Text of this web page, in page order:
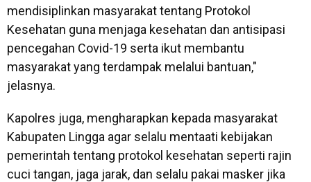
mendisiplinkan masyarakat tentang Protokol
Kesehatan guna menjaga kesehatan dan antisipasi
pencegahan Covid-19 serta ikut membantu
masyarakat yang terdampak melalui bantuan,"
jelasnya.
Kapolres juga, mengharapkan kepada masyarakat
Kabupaten Lingga agar selalu mentaati kebijakan
pemerintah tentang protokol kesehatan seperti rajin
cuci tangan, jaga jarak, dan selalu pakai masker jika